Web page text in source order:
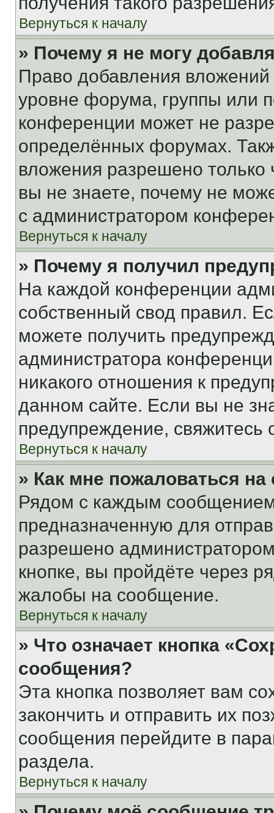
Вернуться к началу
» Почему я не могу
Право добавления
уровне форума, группы или
конференции может не
определённых форумах.
вложения разрешено
вы не знаете, почему не
с администратором
Вернуться к началу
» Почему я получил
На каждой конференции
собственный свод правил.
можете получить
администратора
никакого отношения к
данном сайте. Если вы не
предупреждение,
Вернуться к началу
» Как мне пожаловаться
Рядом с каждым сообщением
предназначенную для
разрешено
кнопке, вы пройдёте через
жалобы на сообщение.
Вернуться к началу
» Что означает кнопка
сообщения?
Эта кнопка позволяет вам
закончить и отправить их
сообщения перейдите в
раздела.
Вернуться к началу